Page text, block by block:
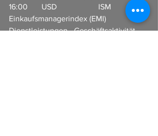
16:00       USD                     ISM
Einkaufsmanagerindex (EMI)
Dienstleistungen - Geschäftsaktivität